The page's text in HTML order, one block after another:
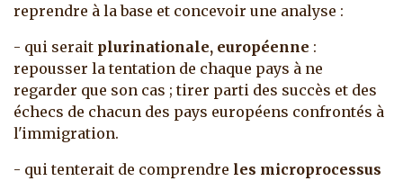
reprendre à la base et concevoir une analyse :
- qui serait plurinationale, européenne :
repousser la tentation de chaque pays à ne
regarder que son cas ; tirer parti des succès et des
échecs de chacun des pays européens confrontés à
l'immigration.
- qui tenterait de comprendre les microprocessus